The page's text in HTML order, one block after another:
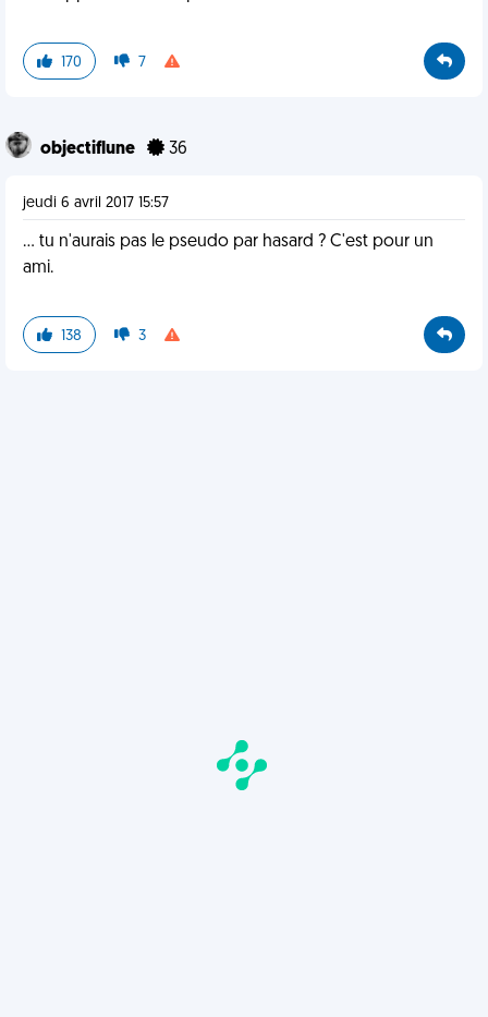
170 7
objectiflune 36
jeudi 6 avril 2017 15:57
... tu n'aurais pas le pseudo par hasard ? C'est pour un
ami.
138 3